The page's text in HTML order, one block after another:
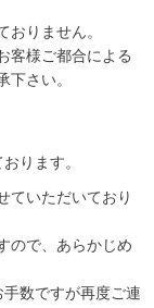
りません。
客様ご都合による
さい。
ります。
ていただいており
ので、あらかじめ
数ですが再度ご連